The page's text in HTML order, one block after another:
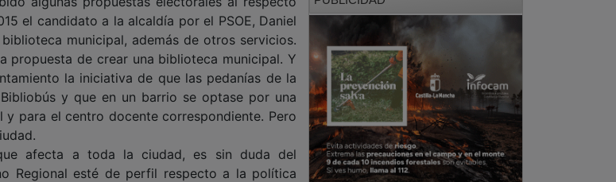
el candidato a la alcaldía por el PSOE, Daniel
municipal, además de otros servicios.
propuesta de crear una biblioteca municipal. Y
la iniciativa de que las pedanías de la
y que en un barrio se optase por una
para el centro docente correspondiente. Pero
afecta a toda la ciudad, es sin duda del
Regional esté de perfil respecto a la política